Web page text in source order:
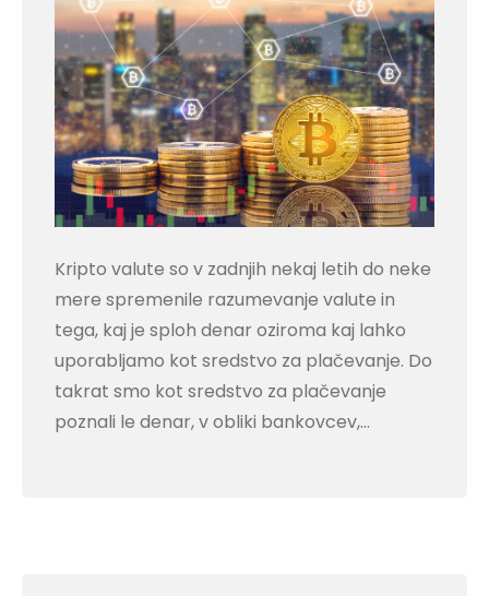
Kripto valute so v zadnjih nekaj letih do neke
mere spremenile razumevanje valute in
tega, kaj je sploh denar oziroma kaj lahko
uporabljamo kot sredstvo za plačevanje. Do
takrat smo kot sredstvo za plačevanje
poznali le denar, v obliki bankovcev,…